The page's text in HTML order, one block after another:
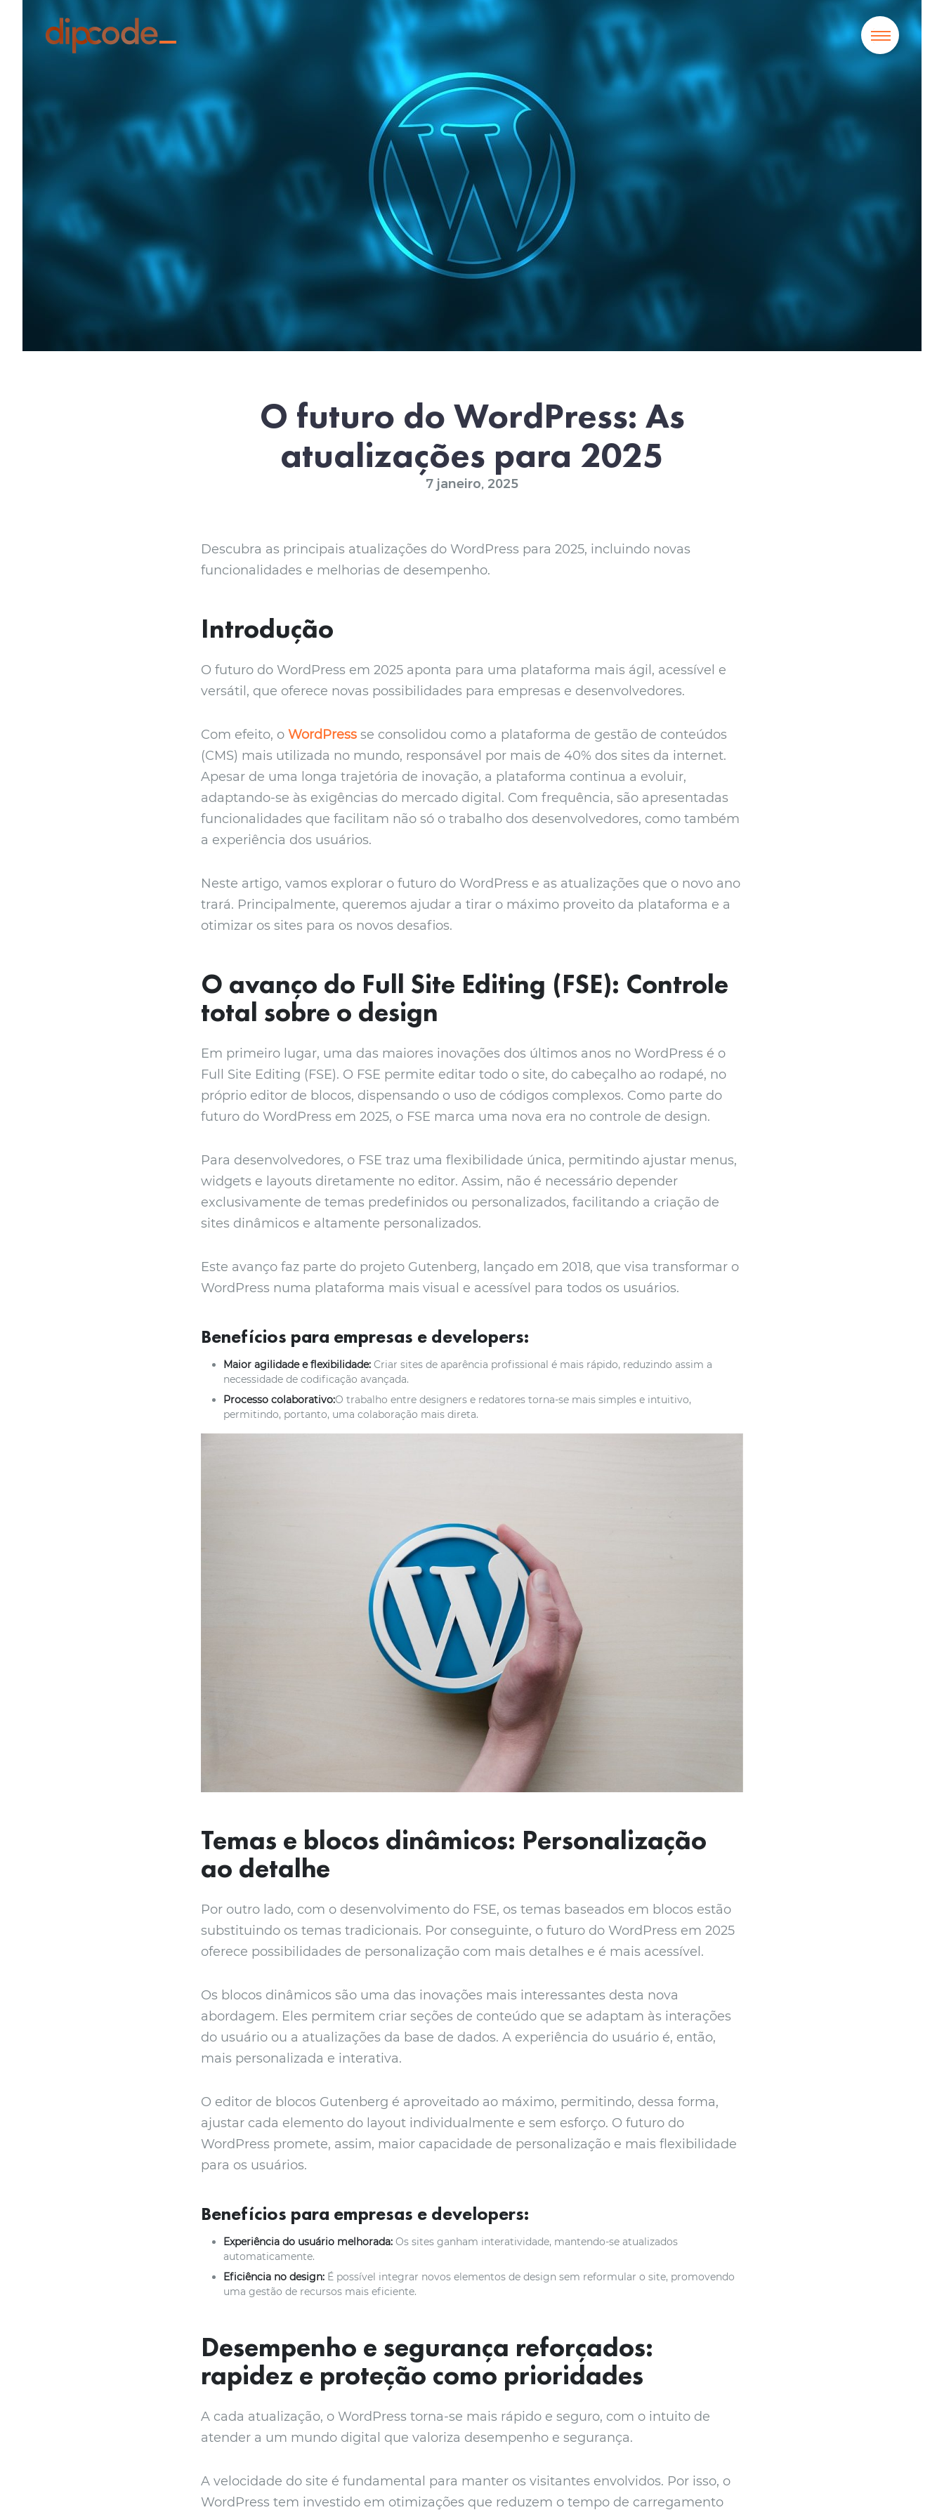
O futuro do WordPress: As
atualizações para 2025
7 janeiro, 2025
Descubra as principais atualizações do WordPress para 2025, incluindo novas
funcionalidades e melhorias de desempenho.
Introdução
O futuro do WordPress em 2025 aponta para uma plataforma mais ágil, acessível e
versátil, que oferece novas possibilidades para empresas e desenvolvedores.
Com efeito, o WordPress se consolidou como a plataforma de gestão de conteúdos
(CMS) mais utilizada no mundo, responsável por mais de 40% dos sites da internet.
Apesar de uma longa trajetória de inovação, a plataforma continua a evoluir,
adaptando-se às exigências do mercado digital. Com frequência, são apresentadas
funcionalidades que facilitam não só o trabalho dos desenvolvedores, como também
a experiência dos usuários.
Neste artigo, vamos explorar o futuro do WordPress e as atualizações que o novo ano
trará. Principalmente, queremos ajudar a tirar o máximo proveito da plataforma e a
otimizar os sites para os novos desafios.
O avanço do Full Site Editing (FSE): Controle
total sobre o design
Em primeiro lugar, uma das maiores inovações dos últimos anos no WordPress é o
Full Site Editing (FSE). O FSE permite editar todo o site, do cabeçalho ao rodapé, no
próprio editor de blocos, dispensando o uso de códigos complexos. Como parte do
futuro do WordPress em 2025, o FSE marca uma nova era no controle de design.
Para desenvolvedores, o FSE traz uma flexibilidade única, permitindo ajustar menus,
widgets e layouts diretamente no editor. Assim, não é necessário depender
exclusivamente de temas predefinidos ou personalizados, facilitando a criação de
sites dinâmicos e altamente personalizados.
Este avanço faz parte do projeto Gutenberg, lançado em 2018, que visa transformar o
WordPress numa plataforma mais visual e acessível para todos os usuários.
Benefícios para empresas e developers:
Maior agilidade e flexibilidade: Criar sites de aparência profissional é mais rápido, reduzindo assim a
necessidade de codificação avançada.
Processo colaborativo:O trabalho entre designers e redatores torna-se mais simples e intuitivo,
permitindo, portanto, uma colaboração mais direta.
Temas e blocos dinâmicos: Personalização
ao detalhe
Por outro lado, com o desenvolvimento do FSE, os temas baseados em blocos estão
substituindo os temas tradicionais. Por conseguinte, o futuro do WordPress em 2025
oferece possibilidades de personalização com mais detalhes e é mais acessível.
Os blocos dinâmicos são uma das inovações mais interessantes desta nova
abordagem. Eles permitem criar seções de conteúdo que se adaptam às interações
do usuário ou a atualizações da base de dados. A experiência do usuário é, então,
mais personalizada e interativa.
O editor de blocos Gutenberg é aproveitado ao máximo, permitindo, dessa forma,
ajustar cada elemento do layout individualmente e sem esforço. O futuro do
WordPress promete, assim, maior capacidade de personalização e mais flexibilidade
para os usuários.
Benefícios para empresas e developers:
Experiência do usuário melhorada: Os sites ganham interatividade, mantendo-se atualizados
automaticamente.
Eficiência no design: É possível integrar novos elementos de design sem reformular o site, promovendo
uma gestão de recursos mais eficiente.
Desempenho e segurança reforçados:
rapidez e proteção como prioridades
A cada atualização, o WordPress torna-se mais rápido e seguro, com o intuito de
atender a um mundo digital que valoriza desempenho e segurança.
A velocidade do site é fundamental para manter os visitantes envolvidos. Por isso, o
WordPress tem investido em otimizações que reduzem o tempo de carregamento